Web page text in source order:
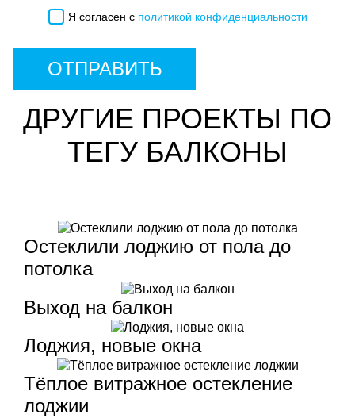
Я согласен с политикой конфиденциальности
ОТПРАВИТЬ
ДРУГИЕ ПРОЕКТЫ ПО
ТЕГУ БАЛКОНЫ
Остеклили лоджию от пола до
потолка
Выход на балкон
Лоджия, новые окна
Тёплое витражное остекление
лоджии